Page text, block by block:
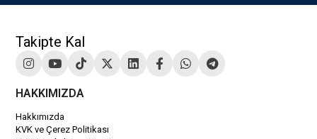
Takipte Kal
HAKKIMIZDA
Hakkımızda
KVK ve Çerez Politikası